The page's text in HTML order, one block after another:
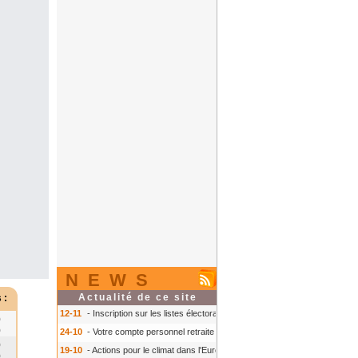
NEWS
Actualité de ce site
12-11 - Inscription sur les listes électorales : comment faire ?
24-10 - Votre compte personnel retraite sur info-retraite.fr
19-10 - Actions pour le climat dans l'Europe
: